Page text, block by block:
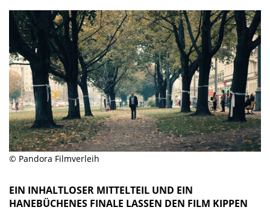
© Pandora Filmverleih
EIN INHALTLOSER MITTELTEIL UND EIN
HANEBÜCHENES FINALE LASSEN DEN FILM KIPPEN